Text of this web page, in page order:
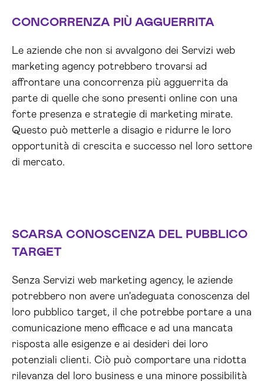
CONCORRENZA PIÙ AGGUERRITA
Le aziende che non si avvalgono dei Servizi web
marketing agency potrebbero trovarsi ad
affrontare una concorrenza più agguerrita da
parte di quelle che sono presenti online con una
forte presenza e strategie di marketing mirate.
Questo può metterle a disagio e ridurre le loro
opportunità di crescita e successo nel loro settore
di mercato.
SCARSA CONOSCENZA DEL PUBBLICO
TARGET
Senza Servizi web marketing agency, le aziende
potrebbero non avere un'adeguata conoscenza del
loro pubblico target, il che potrebbe portare a una
comunicazione meno efficace e ad una mancata
risposta alle esigenze e ai desideri dei loro
potenziali clienti. Ciò può comportare una ridotta
rilevanza del loro business e una minore possibilità